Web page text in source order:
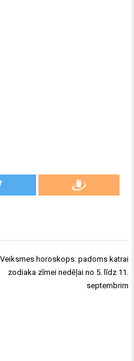
Veiksmes horoskops: padoms katrai
zodiaka zīmei nedēļai no 5. līdz 11.
septembrim